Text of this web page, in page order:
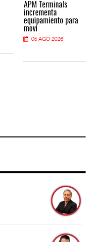
APM Terminals
incrementa
equipamiento para
movi
05 AGO 2026